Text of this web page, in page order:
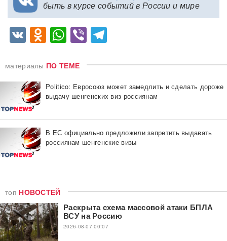
быть в курсе событий в России и мире
VKOdnoklassniki
WhatsApp
Viber
материалы ПО ТЕМЕ
Politico: Евросоюз может замедлить и сделать дороже
выдачу шенгенских виз россиянам
В ЕС официально предложили запретить выдавать
россиянам шенгенские визы
топ НОВОСТЕЙ
Раскрыта схема массовой атаки БПЛА
ВСУ на Россию
2026-08-07 00:07